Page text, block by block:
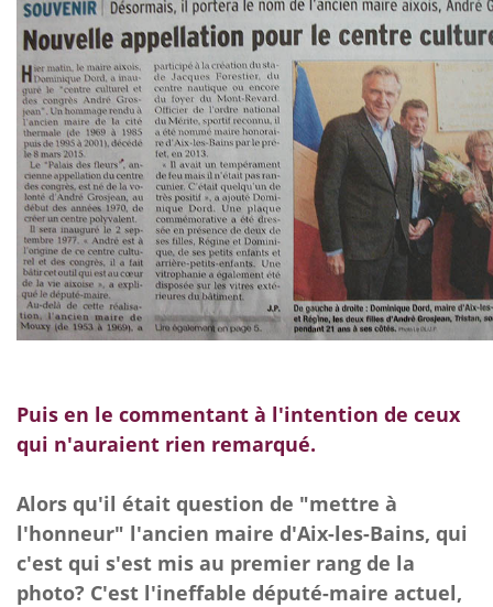
Puis en le commentant à l'intention de ceux
qui n'auraient rien remarqué.
Alors qu'il était question de "mettre à
l'honneur" l'ancien maire d'Aix-les-Bains, qui
c'est qui s'est mis au premier rang de la
photo? C'est l'ineffable député-maire actuel,